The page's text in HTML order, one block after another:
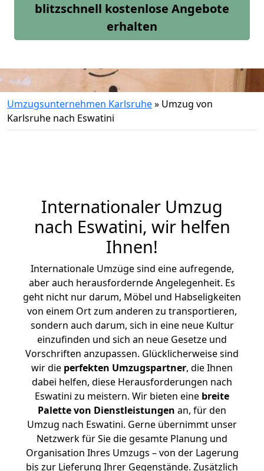
blitzschnell kostenlose Angebote
erhalten
Umzugsunternehmen Karlsruhe» Umzug von
Karlsruhe nach Eswatini
Internationaler Umzug
nach Eswatini, wir helfen
Ihnen!
Internationale Umzüge sind eine aufregende,
aber auch herausfordernde Angelegenheit. Es
geht nicht nur darum, Möbel und Habseligkeiten
von einem Ort zum anderen zu transportieren,
sondern auch darum, sich in eine neue Kultur
einzufinden und sich an neue Gesetze und
Vorschriften anzupassen. Glücklicherweise sind
wir die perfekten Umzugspartner, die Ihnen
dabei helfen, diese Herausforderungen nach
Eswatini zu meistern. Wir bieten eine breite
Palette von Dienstleistungen an, für den
Umzug nach Eswatini. Gerne übernimmt unser
Netzwerk für Sie die gesamte Planung und
Organisation Ihres Umzugs – von der Lagerung
bis zur Lieferung Ihrer Gegenstände. Zusätzlich